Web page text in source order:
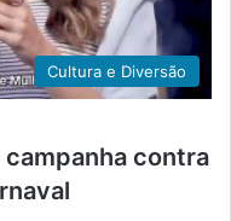
Cultura e Diversão
contra